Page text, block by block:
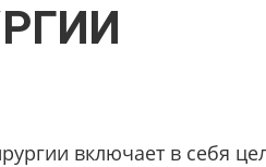
включает в себя